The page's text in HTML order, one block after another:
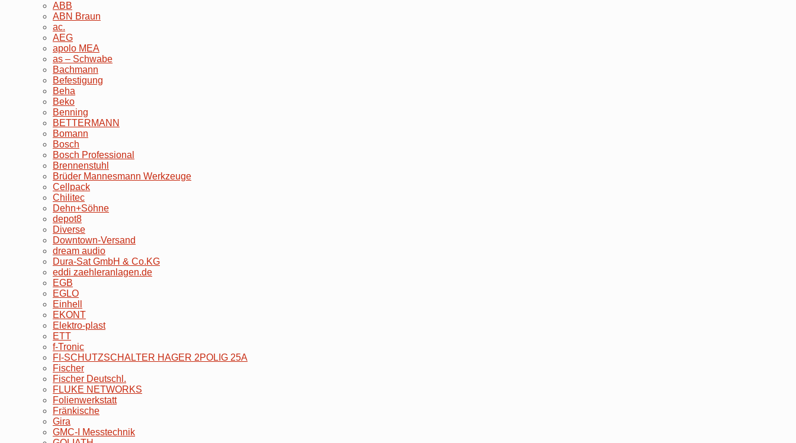
ABB
ABN Braun
ac.
AEG
apolo MEA
as – Schwabe
Bachmann
Befestigung
Beha
Beko
Benning
BETTERMANN
Bomann
Bosch
Bosch Professional
Brennenstuhl
Brüder Mannesmann Werkzeuge
Cellpack
Chilitec
Dehn+Söhne
depot8
Diverse
Downtown-Versand
dream audio
Dura-Sat GmbH & Co.KG
eddi zaehleranlagen.de
EGB
EGLO
Einhell
EKONT
Elektro-plast
ETT
f-Tronic
FI-SCHUTZSCHALTER HAGER 2POLIG 25A
Fischer
Fischer Deutschl.
FLUKE NETWORKS
Folienwerkstatt
Fränkische
Gira
GMC-I Messtechnik